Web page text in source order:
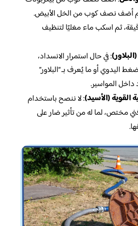
ثم أضف نصف كوب من الخل الأبيض.
الخليط لمدة 15 دقيقة، ثم اسكب ماء مغليًا لتنظيف
: في حال استمرار الانسداد،
اليدوي أو ما يُعرف بـ “البلاور”
داخل المواسير.
القوية (الأسيد): لا ننصح باستخدام
مختص، لما له من تأثير ضار على